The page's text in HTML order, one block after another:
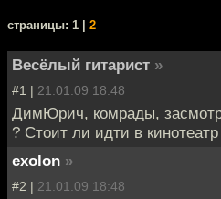
cтраницы: 1 | 2
Весёлый гитарист »
#1 | 21.01.09 18:48
ДимЮрич, комрады,
? Стоит ли идти в
exolon »
#2 | 21.01.09 18:48